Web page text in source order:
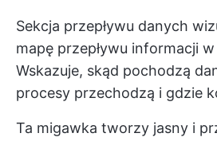
Sekcja przepływu danych
mapę przepływu informacji
Wskazuje, skąd pochodzą
procesy przechodzą i gdzie
Ta migawka tworzy jasny i